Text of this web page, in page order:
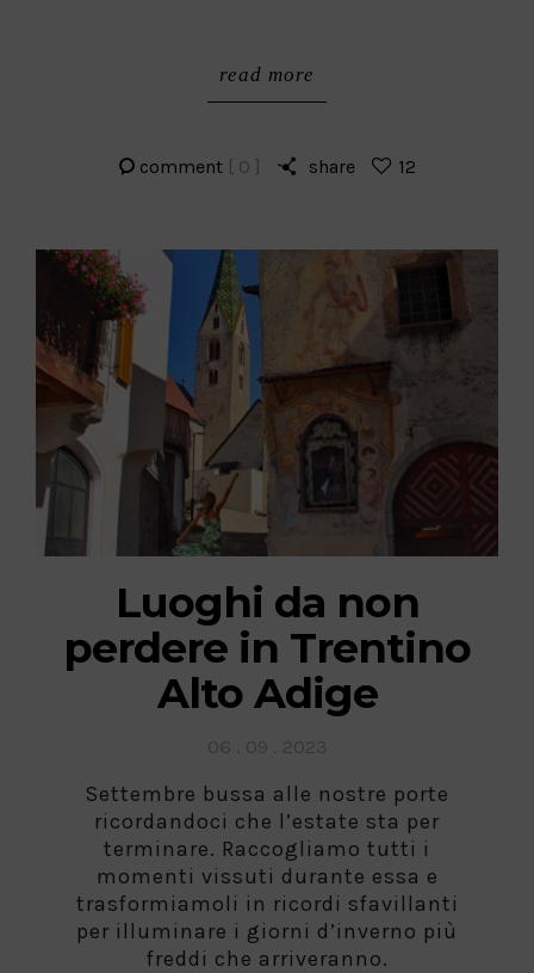
read more
comment [ 0 ] share 12
Luoghi da non
perdere in Trentino
Alto Adige
Settembre bussa alle nostre porte
ricordandoci che l’estate sta per
terminare. Raccogliamo tutti i
momenti vissuti durante essa e
trasformiamoli in ricordi sfavillanti
per illuminare i giorni d’inverno più
freddi che arriveranno.